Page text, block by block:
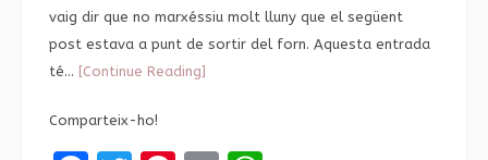
vaig dir que no marxéssiu molt lluny que el següent
post estava a punt de sortir del forn. Aquesta entrada
té… [Continue Reading]
Comparteix-ho!